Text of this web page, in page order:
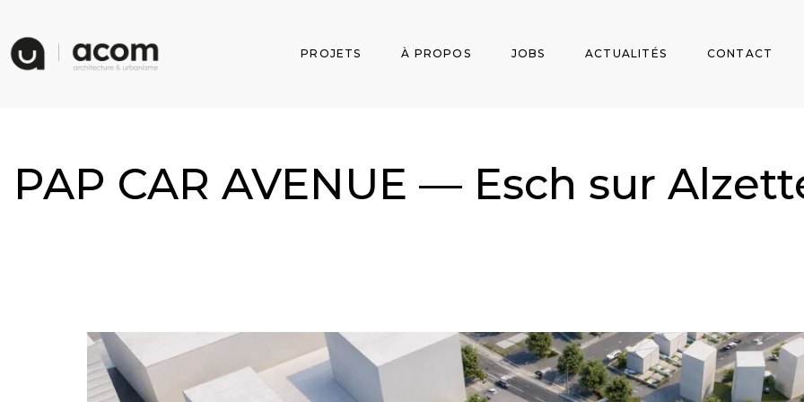
PROJETS À PROPOS JOBS ACTUALITÉS CONTACT
PAP CAR AVENUE — Esch sur